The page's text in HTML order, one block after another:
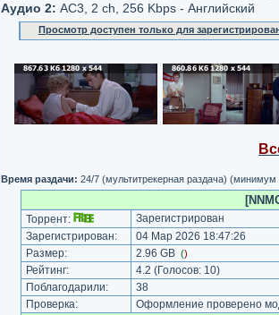
Аудио 2: AC3, 2 ch, 256 Kbps - Английский
Просмотр доступен только для
Время раздачи: 24/7 (мультитрекерная раздача)
Торрент:
Зарегистрирован
Зарегистрирован:
04 Мар 2026 18:47:26
Размер:
2.96 GB ()
Рейтинг: 4.2 (Голосов: 10)
Поблагодарили:
38
Проверка:
Оформление проверено